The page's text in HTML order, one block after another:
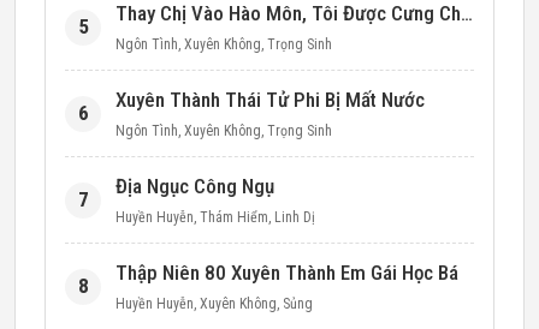
5
Thay Chị Vào Hào Môn, Tôi Được Cưng Chiều Hết Mực (Thập Niên 90)
Ngôn Tình, Xuyên Không, Trọng Sinh
6
Xuyên Thành Thái Tử Phi Bị Mất Nước
Ngôn Tình, Xuyên Không, Trọng Sinh
7
Địa Ngục Công Ngụ
Huyền Huyễn, Thám Hiểm, Linh Dị
8
Thập Niên 80 Xuyên Thành Em Gái Học Bá
Huyền Huyễn, Xuyên Không, Sủng